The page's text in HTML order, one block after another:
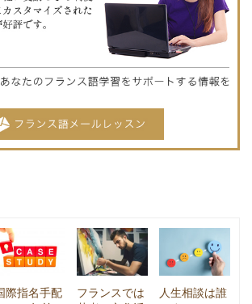
際指名手配
フランスでは
人生相談は誰